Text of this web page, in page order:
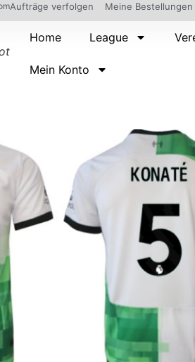
Aufträge verfolgen Meine Bestellungen
Home League
Mein Konto